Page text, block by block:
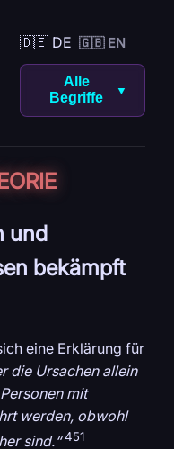
🇩🇪 DE 🇬🇧 EN
Alle
Begriffe
▼
und
bekämpft
eine Erklärung für
die Ursachen allein
mit
werden, obwohl
sind.“ 451